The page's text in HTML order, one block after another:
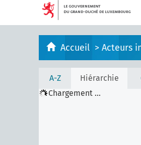
Accueil > Acteurs
A-Z Hiérarchie
Chargement ...